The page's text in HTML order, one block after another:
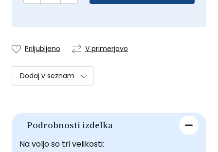
Priljubljeno V primerjavo
Dodaj v seznam
Podrobnosti izdelka
Na voljo so tri velikosti: